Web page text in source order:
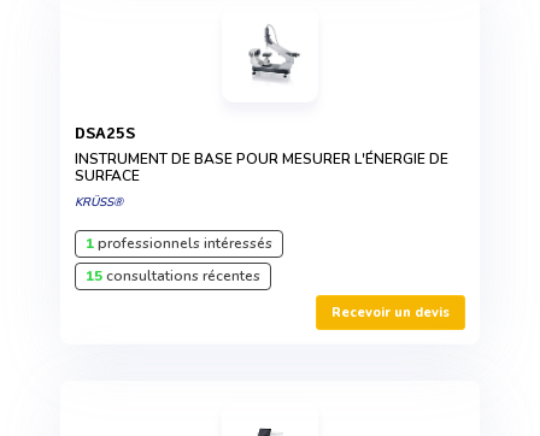
DSA25S
INSTRUMENT DE BASE POUR MESURER L'ÉNERGIE DE
SURFACE
KRÜSS®
1professionnels intéressés
15consultations récentes
Recevoir un devis